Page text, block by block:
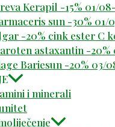
Kerapil -15% 01/
sun -30% 01/
-20% cink ester C
astaxantin -20%
Bariesun -20% 03/
i minerali